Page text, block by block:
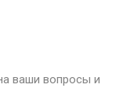
ваши вопросы и